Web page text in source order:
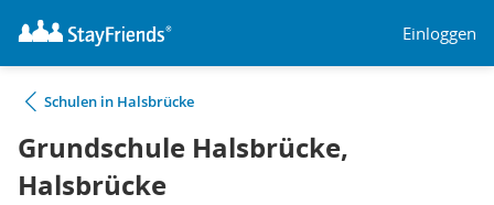
Einloggen
Schulen in Halsbrücke
Grundschule Halsbrücke,
Halsbrücke